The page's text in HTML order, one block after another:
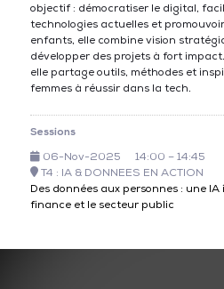
objectif : démocratiser le digital,
technologies actuelles et
enfants, elle combine vision
développer des projets à fort
elle partage outils, méthodes et
femmes à réussir dans la tech.
Sessions
06-Nov-2025
14:00 – 14:45
T4 : IA & DONNEES EN ACTION
Des données aux personnes : une
finance et le secteur public